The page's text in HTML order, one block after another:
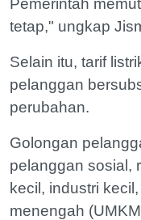
Pemerintah
tetap," ungkap
Selain itu, tarif
pelanggan
perubahan.
Golongan
pelanggan sosial,
kecil, industri
menengah